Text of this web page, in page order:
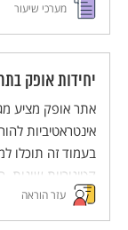
מערכי שיעור
יחידות אופק
אתר אופק מציע
אינטראטיביות
בעמוד זה תוכלו
קטיגוריות שונות.
לבעלי מנוי לאתר.
עזר הוראה